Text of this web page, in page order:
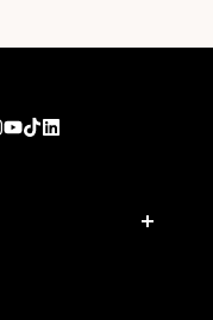
YouTube
TikTokLinkedIn